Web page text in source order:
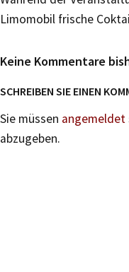
Limomobil frische
Keine Kommentare
SCHREIBEN SIE EINEN
Sie müssen angemeldet
abzugeben.